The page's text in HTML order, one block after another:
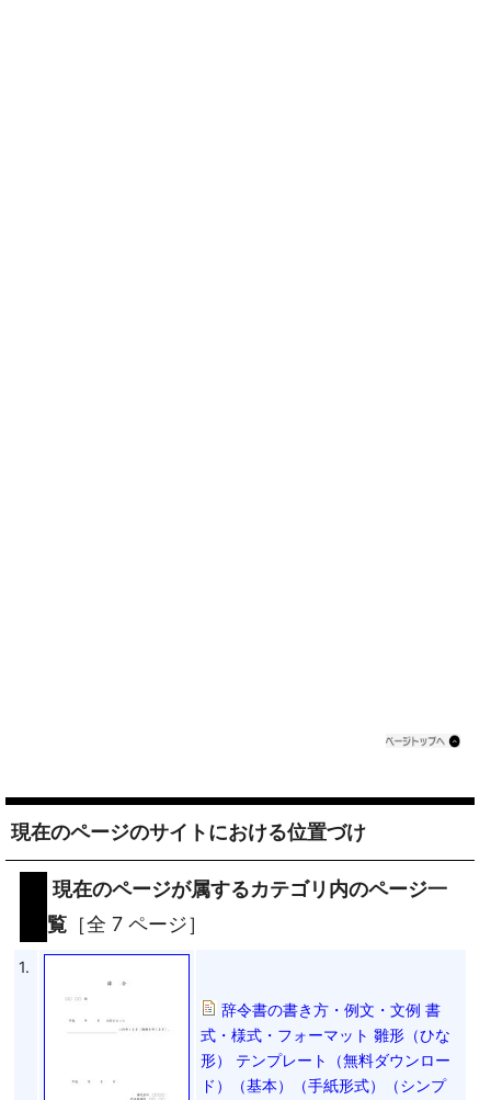
現在のページのサイトにおける位置づけ
現在のページが属するカテゴリ内のページ一
覧 ［全 7 ページ］
1.
辞令書の書き方・例文・文例 書
式・様式・フォーマット 雛形（ひな
形） テンプレート（無料ダウンロー
ド）（基本）（手紙形式）（シンプ